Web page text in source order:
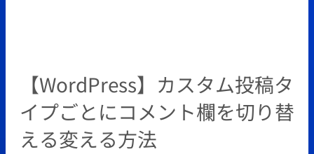
【WordPress】カスタム投稿タ
イプごとにコメント欄を切り替
える変える方法